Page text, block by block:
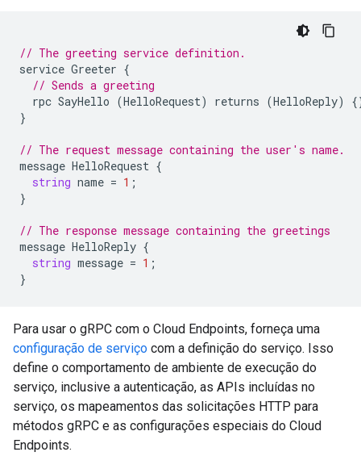
// The greeting service definition.
service Greeter {
// Sends a greeting
rpc SayHello (HelloRequest) returns (HelloReply)
}
// The request message containing the user's name.
message HelloRequest {
string name = 1 ;
}
// The response message containing the greetings
message HelloReply {
string message = 1 ;
}
Para usar o gRPC com o Cloud Endpoints, forneça uma
configuração de serviço com a definição do serviço. Isso
define o comportamento de ambiente de execução do
serviço, inclusive a autenticação, as APIs incluídas no
serviço, os mapeamentos das solicitações HTTP para
métodos gRPC e as configurações especiais do Cloud
Endpoints.